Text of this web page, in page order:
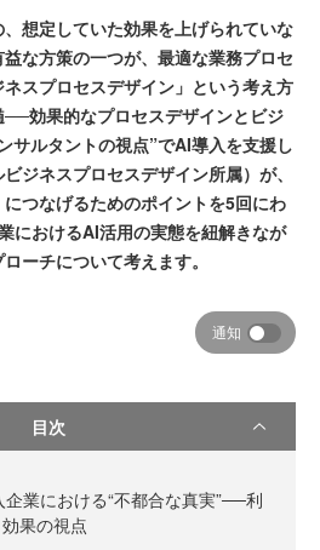
想定していた効果を上げられていな
な方策の一つが、最適な業務プロセ
スプロセスデザイン」という考え方
効果的なプロセスデザインとビジ
サルタントの視点”でAI導入を支援し
ジネスプロセスデザイン所属）が、
つなげるためのポイントを5回にわ
におけるAI活用の実態を紐解きなが
ーチについて考えます。
通知
目次
企業における“不都合な真実”──利
果の視点